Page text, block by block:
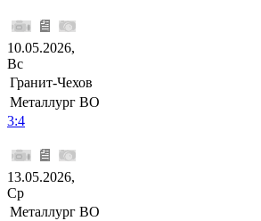
10.05.2026,
Вс
Гранит-Чехов
Металлург ВО
3:4
13.05.2026,
Ср
Металлург ВО